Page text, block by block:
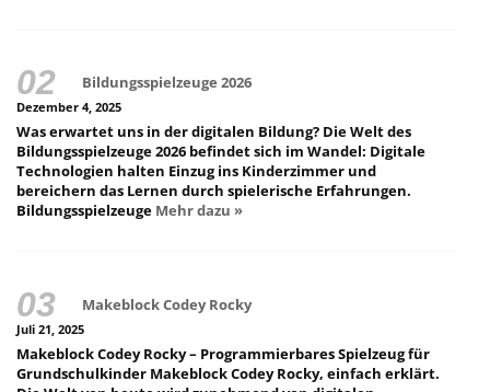
Bildungsspielzeuge 2026
Dezember 4, 2025
Was erwartet uns in der digitalen Bildung? Die Welt des
Bildungsspielzeuge 2026 befindet sich im Wandel: Digitale
Technologien halten Einzug ins Kinderzimmer und
bereichern das Lernen durch spielerische Erfahrungen.
Bildungsspielzeuge Mehr dazu »
Makeblock Codey Rocky
Juli 21, 2025
Makeblock Codey Rocky – Programmierbares Spielzeug für
Grundschulkinder Makeblock Codey Rocky, einfach erklärt.